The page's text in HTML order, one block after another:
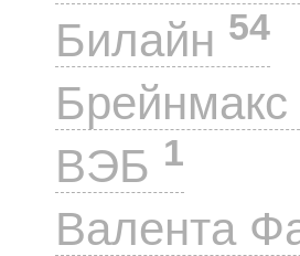
Билайн 54
Брейнмакс
ВЭБ 1
Валента